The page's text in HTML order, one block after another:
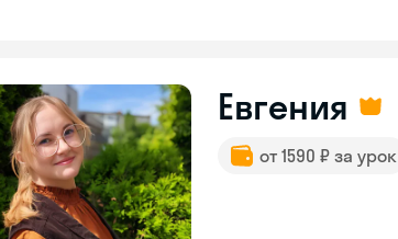
Евгения
от 1590 ₽ за урок